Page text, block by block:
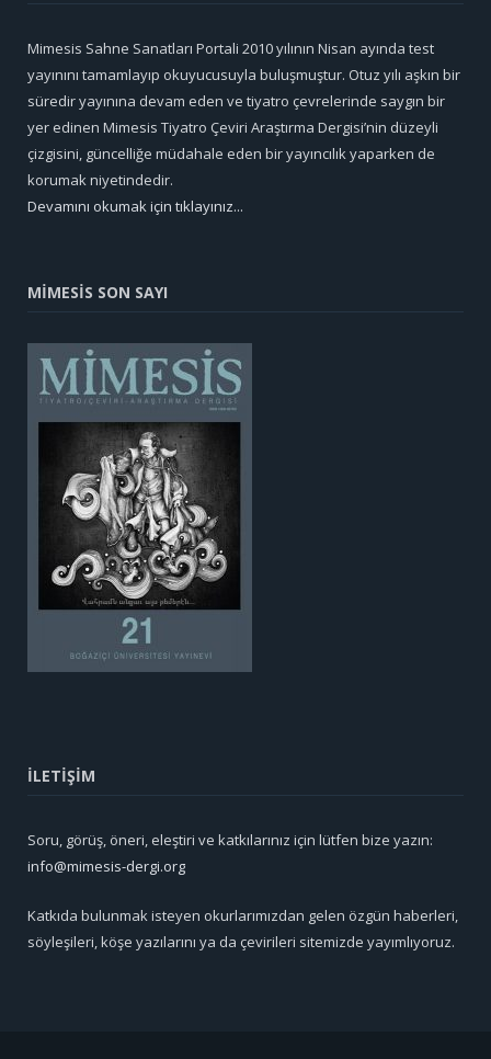
Mimesis Sahne Sanatları Portali 2010 yılının Nisan ayında test
yayınını tamamlayıp okuyucusuyla buluşmuştur. Otuz yılı aşkın bir
süredir yayınına devam eden ve tiyatro çevrelerinde saygın bir
yer edinen Mimesis Tiyatro Çeviri Araştırma Dergisi’nin düzeyli
çizgisini, güncelliğe müdahale eden bir yayıncılık yaparken de
korumak niyetindedir.
Devamını okumak için tıklayınız...
MİMESİS SON SAYI
İLETİŞİM
Soru, görüş, öneri, eleştiri ve katkılarınız için lütfen bize yazın:
info@mimesis-dergi.org
Katkıda bulunmak isteyen okurlarımızdan gelen özgün haberleri,
söyleşileri, köşe yazılarını ya da çevirileri sitemizde yayımlıyoruz.